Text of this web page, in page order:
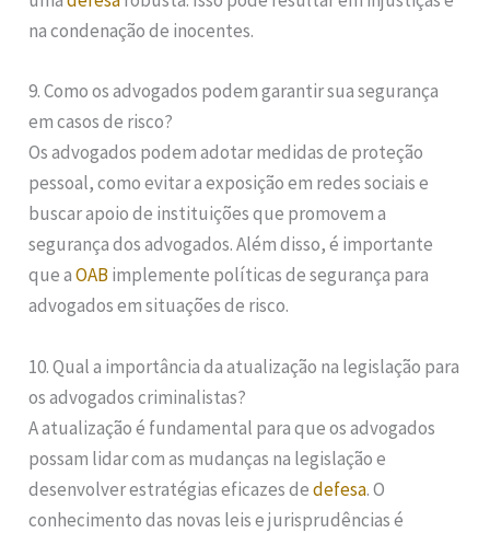
na condenação de inocentes.
9. Como os advogados podem garantir sua segurança
em casos de risco?
Os advogados podem adotar medidas de proteção
pessoal, como evitar a exposição em redes sociais e
buscar apoio de instituições que promovem a
segurança dos advogados. Além disso, é importante
que aOABimplemente políticas de segurança para
advogados em situações de risco.
10. Qual a importância da atualização na legislação para
os advogados criminalistas?
A atualização é fundamental para que os advogados
possam lidar com as mudanças na legislação e
desenvolver estratégias eficazes dedefesa. O
conhecimento das novas leis e jurisprudências é